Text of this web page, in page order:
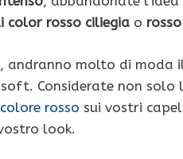
color rosso ciliegia o
andranno molto di moda
Considerate non
colore rosso sui vostri
look.